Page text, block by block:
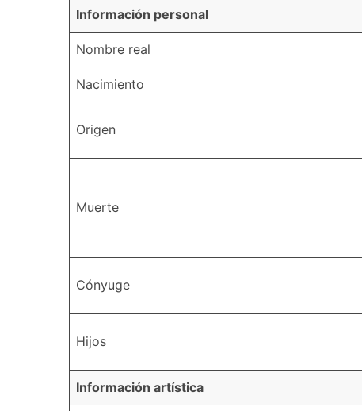
Información personal
Nombre real
Nacimiento
Origen
Muerte
Cónyuge
Hijos
Información artística